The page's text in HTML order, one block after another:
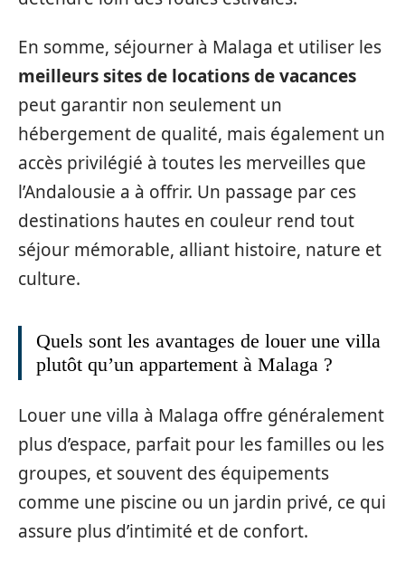
En somme, séjourner à Malaga et utiliser les
meilleurs sites de locations de vacances
peut garantir non seulement un
hébergement de qualité, mais également un
accès privilégié à toutes les merveilles que
l’Andalousie a à offrir. Un passage par ces
destinations hautes en couleur rend tout
séjour mémorable, alliant histoire, nature et
culture.
Quels sont les avantages de louer une villa
plutôt qu’un appartement à Malaga ?
Louer une villa à Malaga offre généralement
plus d’espace, parfait pour les familles ou les
groupes, et souvent des équipements
comme une piscine ou un jardin privé, ce qui
assure plus d’intimité et de confort.